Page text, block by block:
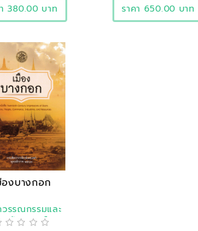
380.00 บาท ราคา 650.00 บาท
องบางกอก
รรณกรรมและ
ะวัติศาสตร์